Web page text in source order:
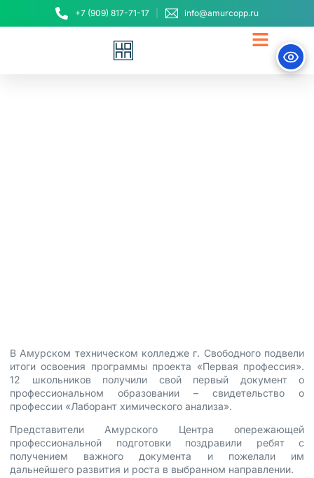
+7 (909) 817-71-17 info@amurcopp.ru
В Амурском техническом колледже г. Свободного подвели
итоги освоения программы проекта «Первая профессия».
12 школьников получили свой первый документ о
профессиональном образовании – свидетельство о
профессии «Лаборант химического анализа».
Представители Амурского Центра опережающей
профессиональной подготовки поздравили ребят с
получением важного документа и пожелали им
дальнейшего развития и роста в выбранном направлении.